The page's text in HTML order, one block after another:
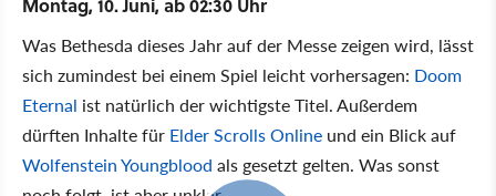
Was Bethesda dieses Jahr auf der Messe zeigen wird, lässt
sich zumindest bei einem Spiel leicht vorhersagen: Doom
Eternal ist natürlich der wichtigste Titel. Außerdem
dürften Inhalte für Elder Scrolls Online und ein Blick auf
Wolfenstein Youngblood als gesetzt gelten. Was sonst